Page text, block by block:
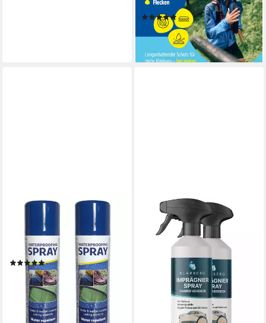
Imprägnierspray
(1)
16,95 €
(33,90 €/ 1 l)
lieferbar - in 4-5 Werktagen bei dir
SPECTRUM
Imprägnierspray 2 x 300 ml
Textil + Leder
Imprägnierspray (2 St)
(8)
11,79 € UVP14,95 €
-21%
lieferbar - in 5-6 Werktagen bei dir